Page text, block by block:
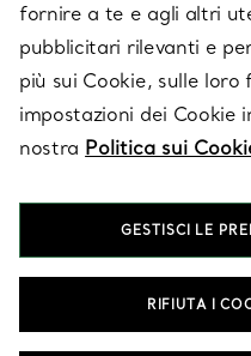
LEGALE
SEGUICI
fornire a te e agli altri
pubblicitari rilevanti e
più sui Cookie, sulle
impostazioni dei Cookie
nostra Politica sui
GESTISCI LE
RIFIUTA I